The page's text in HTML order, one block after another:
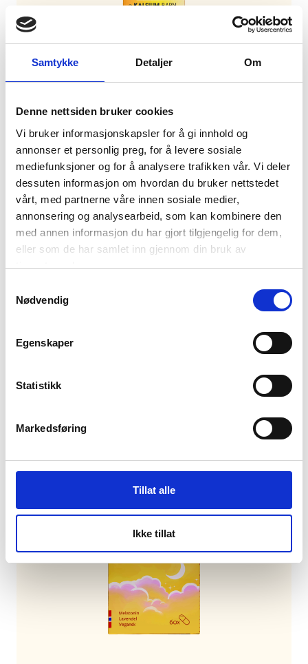
Samtykke Detaljer Om
Denne nettsiden bruker cookies
Vi bruker informasjonskapsler for å gi innhold og
annonser et personlig preg, for å levere sosiale
mediefunksjoner og for å analysere trafikken vår. Vi deler
dessuten informasjon om hvordan du bruker nettstedet
vårt, med partnerne våre innen sosiale medier,
annonsering og analysearbeid, som kan kombinere den
med annen informasjon du har gjort tilgjengelig for dem,
eller som de har samlet inn gjennom din bruk av
tjenestene deres.
Nødvendig
Egenskaper
Statistikk
Markedsføring
Tillat alle
Ikke tillat
Lifeline Care Kalsium Barn dekker behovet for
kalsium, sink, magnesium og vitamin K2.
Lifeline Care Menopause bidrar med viktige
næringsstoffer som kan lindre symptomer før og